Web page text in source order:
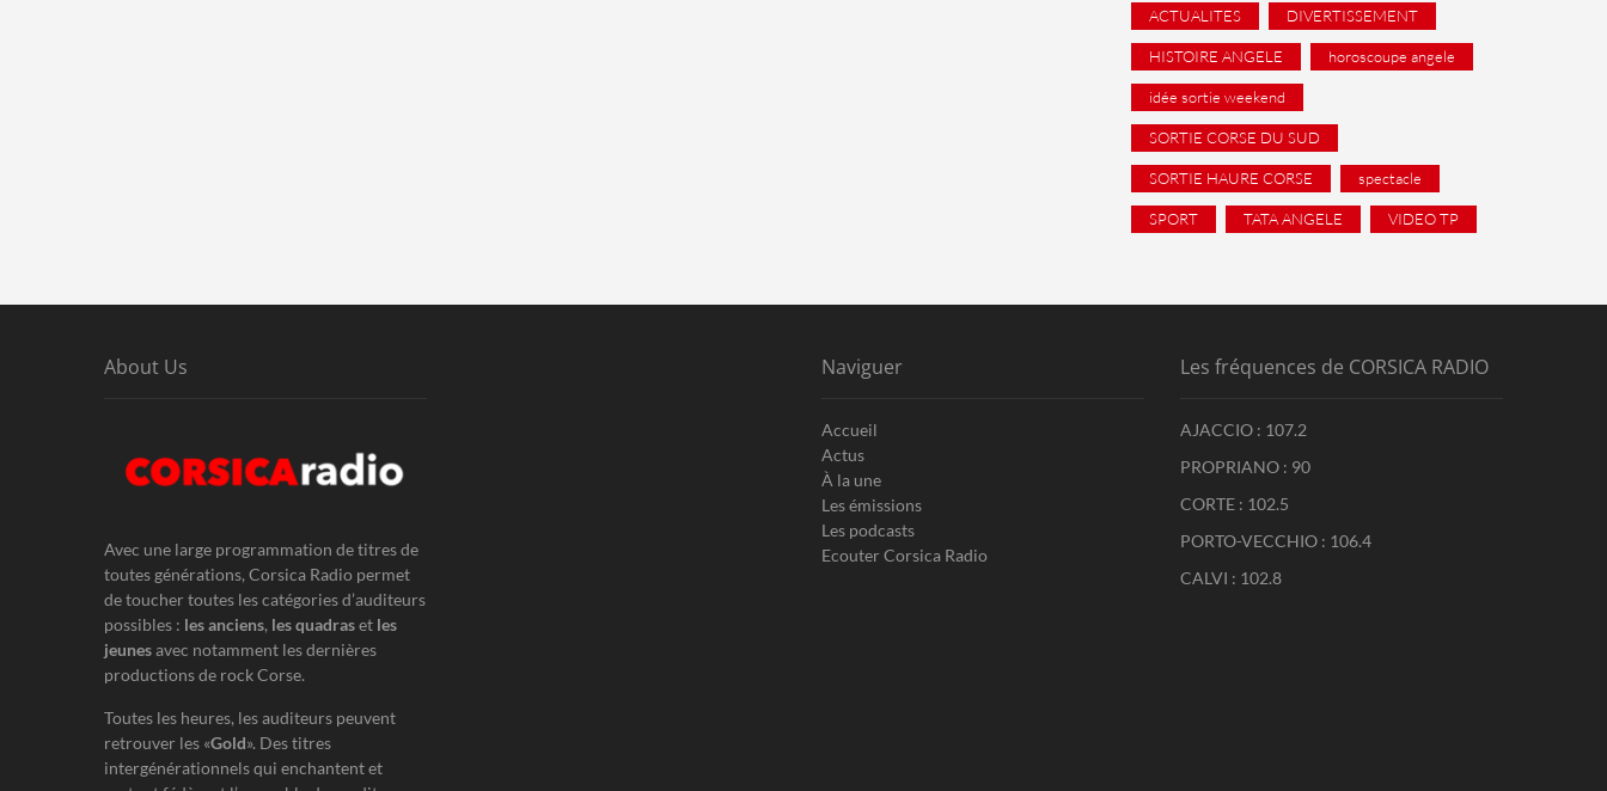
ACTUALITES DIVERTISSEMENT
HISTOIRE ANGELE horoscoupe angele
idée sortie weekend
SORTIE CORSE DU SUD
SORTIE HAURE CORSE spectacle
SPORT TATA ANGELE VIDEO TP
About Us
Avec une large programmation de titres de
toutes générations, Corsica Radio permet
de toucher toutes les catégories d’auditeurs
possibles : les anciens, les quadraset les
jeunesavec notamment les dernières
productions de rock Corse.
Toutes les heures, les auditeurs peuvent
retrouver les «Gold». Des titres
intergénérationnels qui enchantent et
Naviguer
Accueil
Actus
À la une
Les émissions
Les podcasts
Ecouter Corsica Radio
Les fréquences de CORSICA RADIO
AJACCIO : 107.2
PROPRIANO : 90
CORTE : 102.5
PORTO-VECCHIO : 106.4
CALVI : 102.8